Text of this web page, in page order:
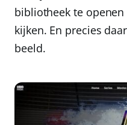
bibliotheek te
kijken. En precies
beeld.